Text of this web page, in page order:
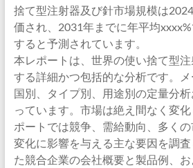
捨て型注射器及び針市場規模は
価され、2031年までに年平均
すると予測されています。
本レポートは、世界の使い捨て型
する詳細かつ包括的な分析です。メ
国別、タイプ別、用途別の定量分
っています。市場は絶え間なく変
ポートでは競争、需給動向、多く
変化に影響を与える主な要因を調
た競合企業の会社概要と製品例、